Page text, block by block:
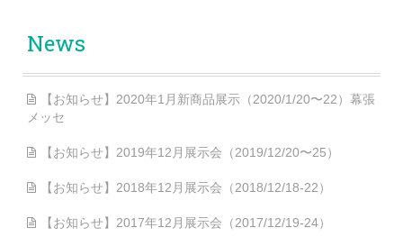
News
【お知らせ】2020年1月新商品展示（2020/1/20〜22）幕張
メッセ
【お知らせ】2019年12月展示会（2019/12/20〜25）
【お知らせ】2018年12月展示会（2018/12/18-22）
【お知らせ】2017年12月展示会（2017/12/19-24）